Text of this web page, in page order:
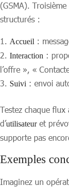
(GSMA).
structurés :
Accueil :
Interaction :
l’offre », «
Suivi : envoi
Testez chaque
d’utilisateuret
supporte pas
Exemples
Imaginez un